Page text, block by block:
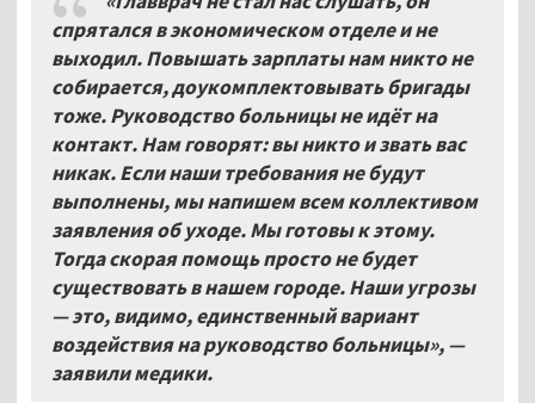
спрятался в экономическом отделе и не
выходил. Повышать зарплаты нам никто не
собирается, доукомплектовывать бригады
тоже. Руководство больницы не идёт на
контакт. Нам говорят: вы никто и звать вас
никак. Если наши требования не будут
выполнены, мы напишем всем коллективом
заявления об уходе. Мы готовы к этому.
Тогда скорая помощь просто не будет
существовать в нашем городе. Наши угрозы
— это, видимо, единственный вариант
воздействия на руководство больницы», —
заявили медики.